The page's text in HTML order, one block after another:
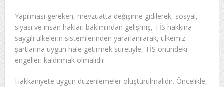
Yapılması gereken, mevzuatta değişime gidilerek, sosyal,
siyasi ve insan hakları bakımından gelişmiş, TİS hakkına
saygılı ülkelerin sistemlerinden yararlanılarak, ülkemiz
şartlarına uygun hale getirmek suretiyle, TİS önündeki
engelleri kaldırmak olmalıdır.
Hakkaniyete uygun düzenlemeler oluşturulmalıdır. Öncelikle,